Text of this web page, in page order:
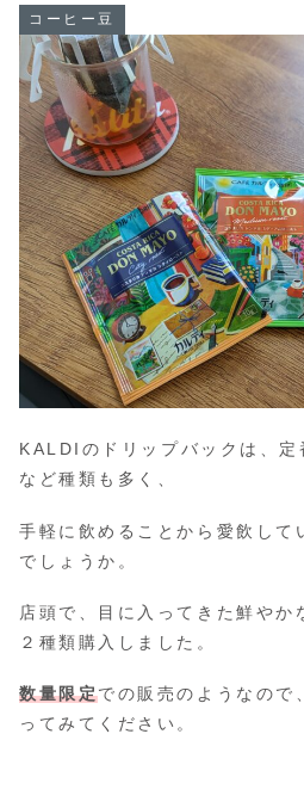
コーヒー豆
KALDIのドリップバックは、定
など種類も多く、
手軽に飲めることから愛飲して
でしょうか。
店頭で、目に入ってきた鮮やか
２種類購入しました。
数量限定での販売のようなので
ってみてください。